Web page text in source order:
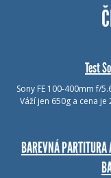
Test
Sony FE 100-400mm f/
Váží jen 650g a cena je
BAREVNÁ PARTITURA